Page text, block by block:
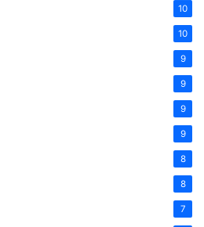
10
10
9
9
9
9
8
8
7